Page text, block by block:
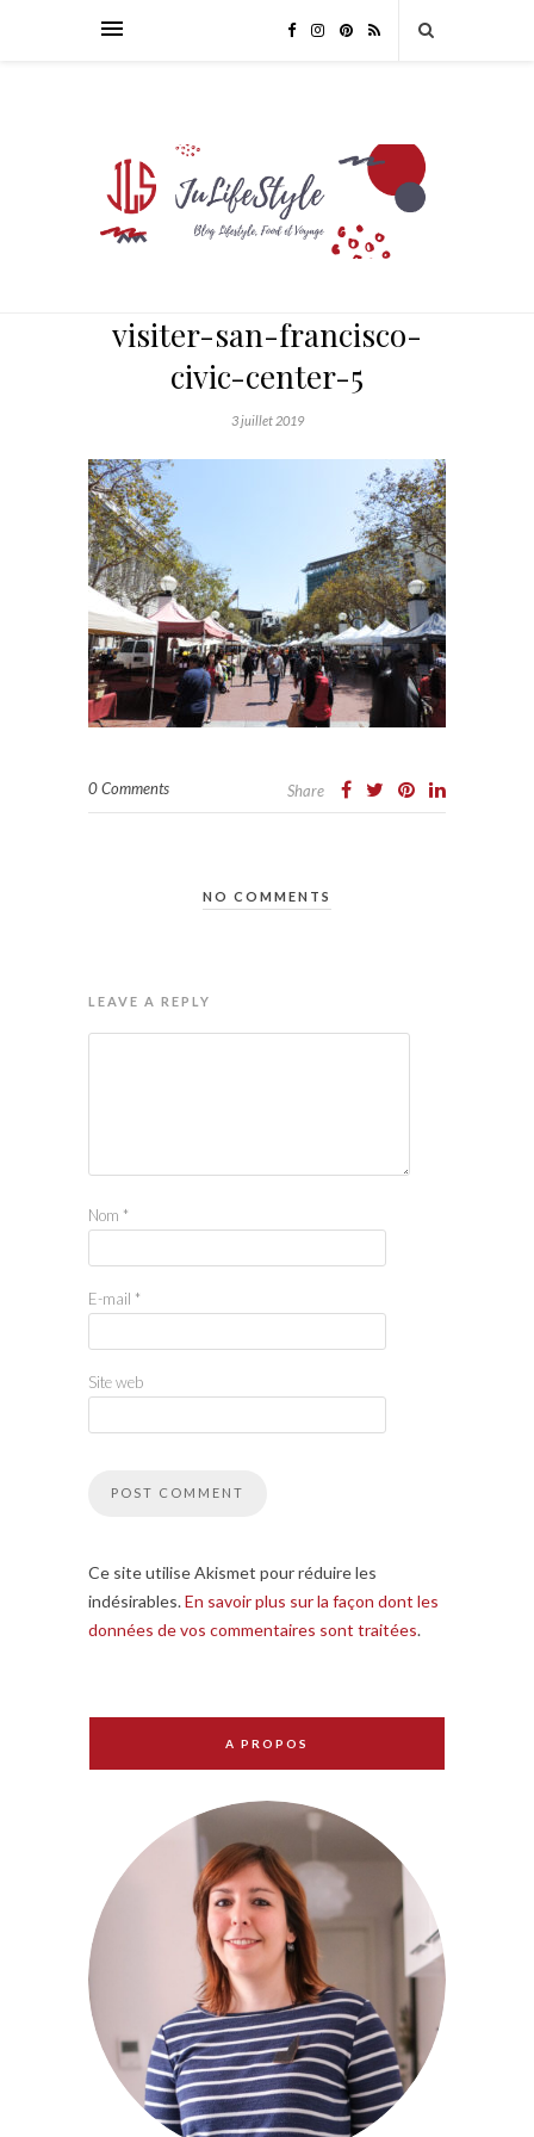
visiter-san-francisco-
civic-center-5
3 juillet 2019
0 Comments Share
NO COMMENTS
LEAVE A REPLY
Nom *
E-mail *
Site web
Ce site utilise Akismet pour réduire les
indésirables.En savoir plus sur la façon dont les
données de vos commentaires sont traitées.
A PROPOS